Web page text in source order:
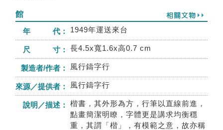
館
年 代：
1949年運送來台
尺 寸： 長4.5x寬1.6x高0.7 cm
製造者/作者： 風行鑄字行
來源／提供者： 風行鑄字行
說明／描述：
楷書，其外形為方，行筆以直線前進，
點畫簡潔明瞭，字體更是講求均衡穩
重，其謂「楷」，有模範之意，故亦稱